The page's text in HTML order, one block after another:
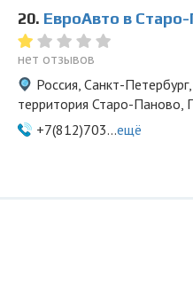
20. ЕвроАвто в
нет отзывов
Россия, Санкт-
территория Старо-Паново,
+7(812)703...ещё